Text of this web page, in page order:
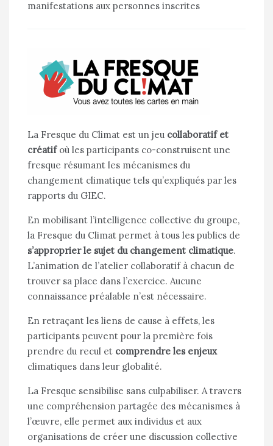
manifestations aux personnes inscrites
La Fresque du Climat est un jeu collaboratif et
créatifoù les participants co-construisent une
fresque résumant les mécanismes du
changement climatique tels qu’expliqués par les
rapports du GIEC.
En mobilisant l’intelligence collective du groupe,
la Fresque du Climat permet à tous les publics de
s’approprier le sujet du changement climatique.
L’animation de l’atelier collaboratif à chacun de
trouver sa place dans l’exercice. Aucune
connaissance préalable n’est nécessaire.
En retraçant les liens de cause à effets, les
participants peuvent pour la première fois
prendre du recul et comprendre les enjeux
climatiques dans leur globalité.
La Fresque sensibilise sans culpabiliser. A travers
une compréhension partagée des mécanismes à
l’œuvre, elle permet aux individus et aux
organisations de créer une discussion collective